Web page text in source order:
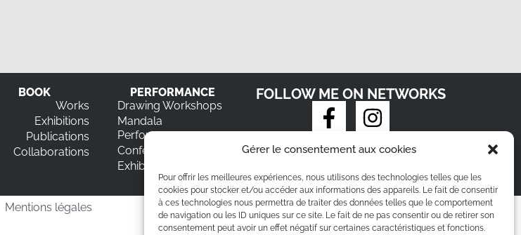
Gérer le consentement aux cookies
Pour offrir les meilleures expériences, nous utilisons des technologies telles que les
cookies pour stocker et/ou accéder aux informations des appareils. Le fait de consentir
à ces technologies nous permettra de traiter des données telles que le comportement
de navigation ou les ID uniques sur ce site. Le fait de ne pas consentir ou de retirer son
consentement peut avoir un effet négatif sur certaines caractéristiques et fonctions.
BOOK
Works
Exhibitions
Publications
Collaborations
PERFORMANCE
Drawing Workshops
Mandala
Performance
Conferences
Exhibition rental
FOLLOW ME ON NETWORKS
Mentions légales